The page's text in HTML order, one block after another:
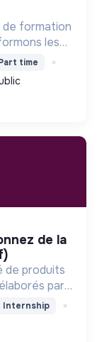
de formation
les
time
de produits
par
de leur
Internship